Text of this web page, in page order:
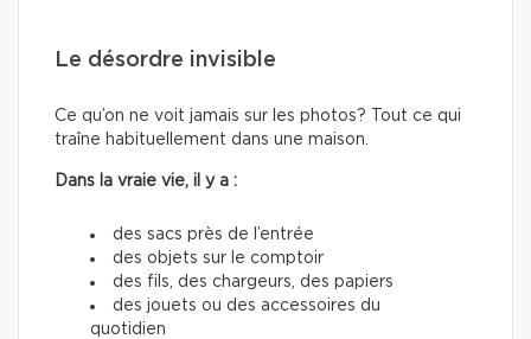
Le désordre invisible
Ce qu’on ne voit jamais sur les photos? Tout ce qui
traîne habituellement dans une maison.
Dans la vraie vie, il y a :
des sacs près de l’entrée
des objets sur le comptoir
des fils, des chargeurs, des papiers
des jouets ou des accessoires du
quotidien